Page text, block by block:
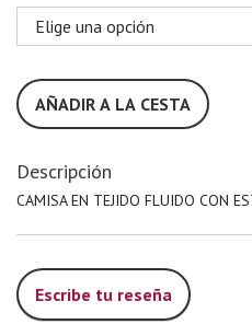
AÑADIR A LA CESTA
Descripción
CAMISA EN TEJIDO FLUIDO CON
Escribe tu reseña